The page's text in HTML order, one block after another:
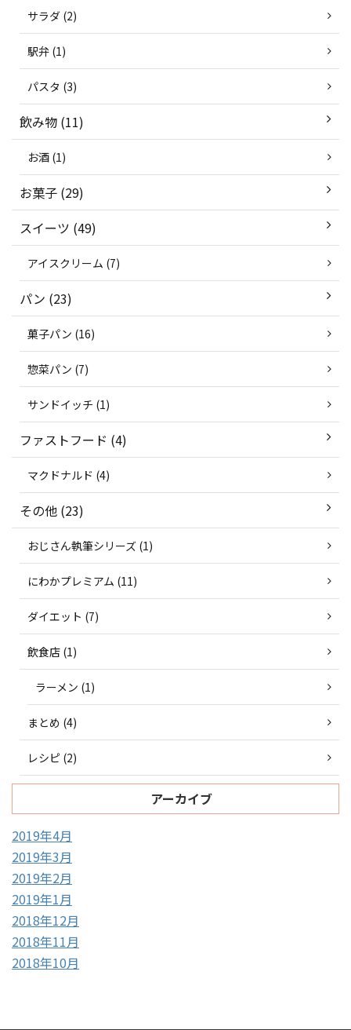
サラダ (2)
駅弁 (1)
パスタ (3)
飲み物 (11)
お酒 (1)
お菓子 (29)
スイーツ (49)
アイスクリーム (7)
パン (23)
菓子パン (16)
惣菜パン (7)
サンドイッチ (1)
ファストフード (4)
マクドナルド (4)
その他 (23)
おじさん執筆シリーズ (1)
にわかプレミアム (11)
ダイエット (7)
飲食店 (1)
ラーメン (1)
まとめ (4)
レシピ (2)
アーカイブ
2019年4月
2019年3月
2019年2月
2019年1月
2018年12月
2018年11月
2018年10月